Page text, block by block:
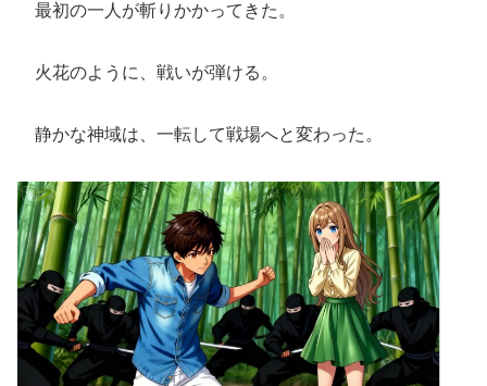
最初の一人が斬りかかってきた。
火花のように、戦いが弾ける。
静かな神域は、一転して戦場へと変わった。